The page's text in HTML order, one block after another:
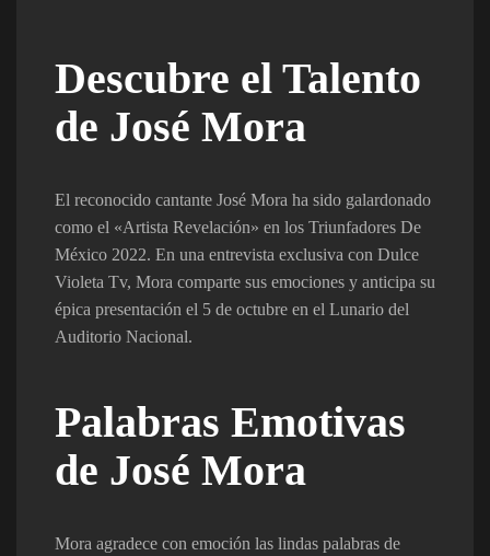
Descubre el Talento
de José Mora
El reconocido cantante José Mora ha sido galardonado
como el «Artista Revelación» en los Triunfadores De
México 2022. En una entrevista exclusiva con Dulce
Violeta Tv, Mora comparte sus emociones y anticipa su
épica presentación el 5 de octubre en el Lunario del
Auditorio Nacional.
Palabras Emotivas
de José Mora
Mora agradece con emoción las lindas palabras de